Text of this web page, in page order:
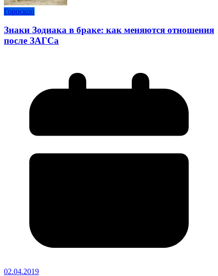
Гороскоп
Знаки Зодиака в браке: как меняются отношения
после ЗАГСа
02.04.2019